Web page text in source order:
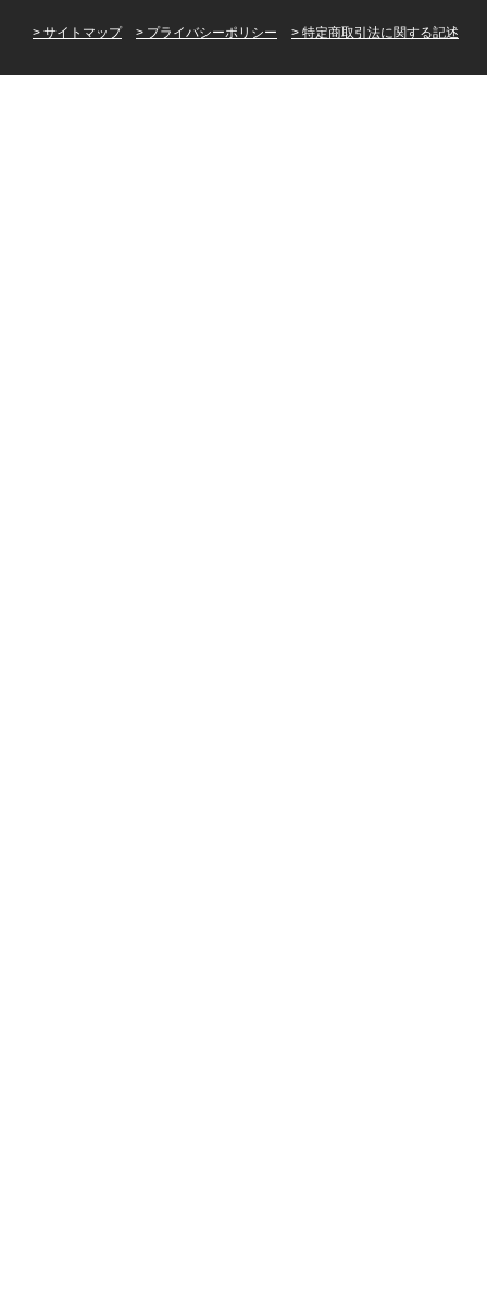
サイトマップ プライバシーポリシー 特定商取引法に関する記述